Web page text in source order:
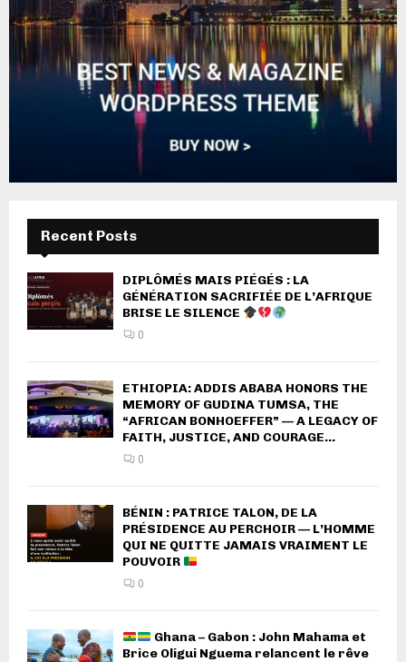
Recent Posts
DIPLÔMÉS MAIS PIÉGÉS : LA
GÉNÉRATION SACRIFIÉE DE L’AFRIQUE
BRISE LE SILENCE
0
ETHIOPIA: ADDIS ABABA HONORS THE
MEMORY OF GUDINA TUMSA, THE
“AFRICAN BONHOEFFER” — A LEGACY OF
FAITH, JUSTICE, AND COURAGE...
0
BÉNIN : PATRICE TALON, DE LA
PRÉSIDENCE AU PERCHOIR — L’HOMME
QUI NE QUITTE JAMAIS VRAIMENT LE
POUVOIR
0
Ghana – Gabon : John Mahama et
Brice Oligui Nguema relancent le rêve